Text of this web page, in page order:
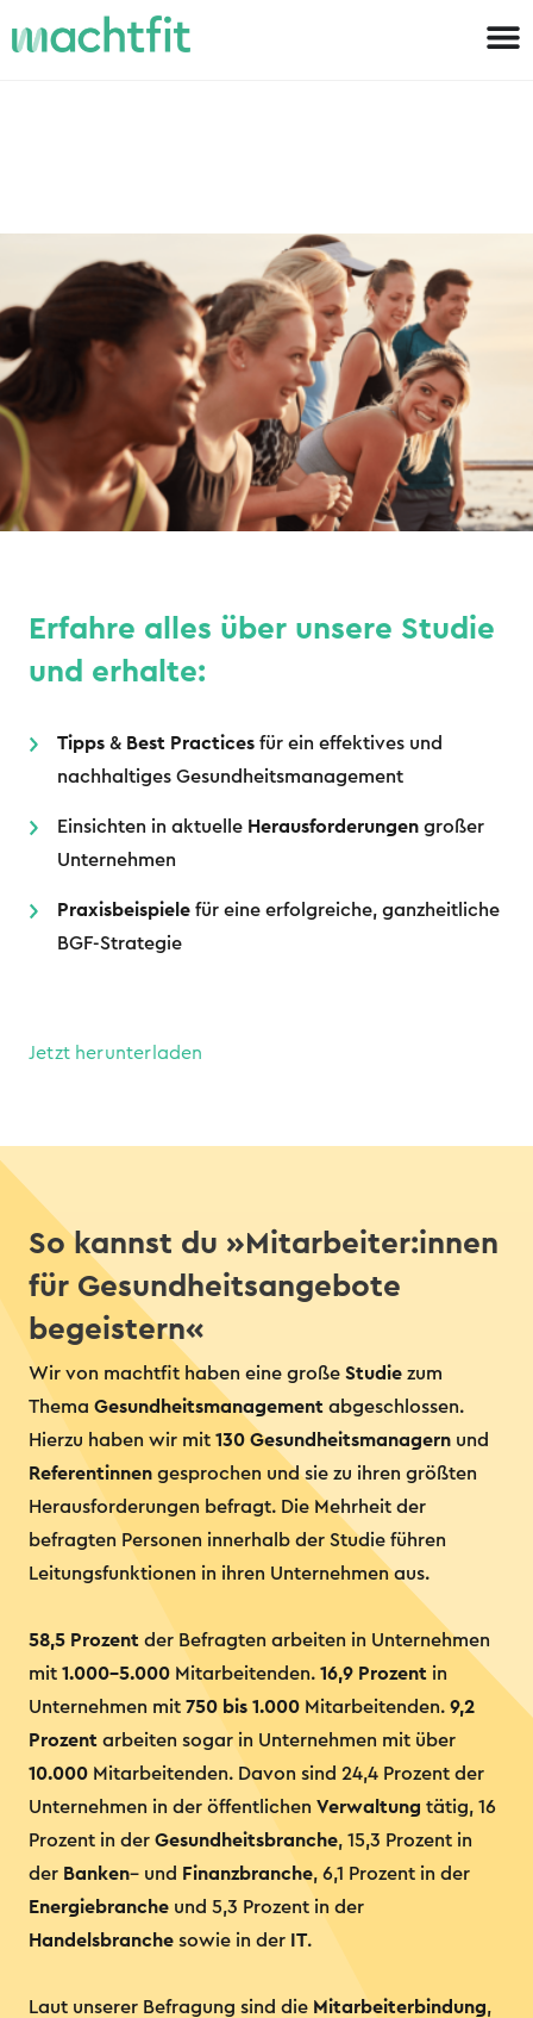
Erfahre alles über unsere Studie
und erhalte:
Tipps & Best Practices für ein effektives und
nachhaltiges Gesundheitsmanagement
Einsichten in aktuelle Herausforderungen großer
Unternehmen
Praxisbeispiele für eine erfolgreiche, ganzheitliche
BGF-Strategie
Jetzt herunterladen
So kannst du »Mitarbeiter:innen
für Gesundheitsangebote
begeistern«
Wir von machtfit haben eine große Studie zum
Thema Gesundheitsmanagement abgeschlossen.
Hierzu haben wir mit 130 Gesundheitsmanagern und
Referentinnen gesprochen und sie zu ihren größten
Herausforderungen befragt. Die Mehrheit der
befragten Personen innerhalb der Studie führen
Leitungsfunktionen in ihren Unternehmen aus.
58,5 Prozent der Befragten arbeiten in Unternehmen
mit 1.000-5.000 Mitarbeitenden. 16,9 Prozent in
Unternehmen mit 750 bis 1.000 Mitarbeitenden. 9,2
Prozent arbeiten sogar in Unternehmen mit über
10.000 Mitarbeitenden. Davon sind 24,4 Prozent der
Unternehmen in der öffentlichen Verwaltung tätig, 16
Prozent in der Gesundheitsbranche, 15,3 Prozent in
der Banken– und Finanzbranche, 6,1 Prozent in der
Energiebranche und 5,3 Prozent in der
Handelsbranche sowie in der IT.
Laut unserer Befragung sind die Mitarbeiterbindung,